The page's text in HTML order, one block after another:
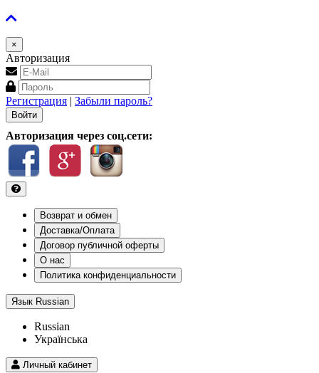
×
Авторизация
Регистрация | Забыли пароль?
Авторизация через соц.сети:
Возврат и обмен
Доставка/Оплата
Договор публичной оферты
О нас
Политика конфиденциальности
Язык Russian
Russian
Українська
Личный кабинет